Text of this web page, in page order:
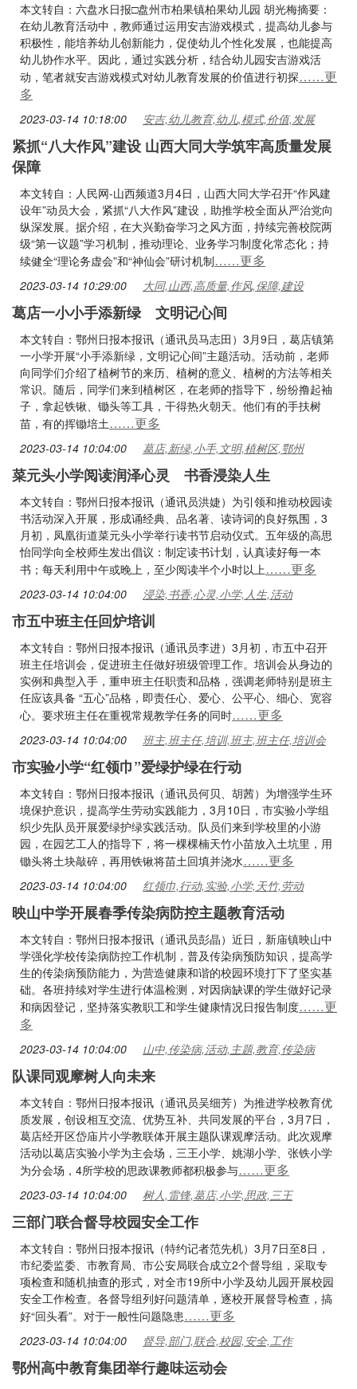
本文转自：六盘水日报□盘州市柏果镇柏果幼儿园 胡光梅摘要：
在幼儿教育活动中，教师通过运用安吉游戏模式，提高幼儿参与
积极性，能培养幼儿创新能力，促使幼儿个性化发展，也能提高
幼儿协作水平。因此，通过实践分析，结合幼儿园安吉游戏活
动，笔者就安吉游戏模式对幼儿教育发展的价值进行初探……更
多
2023-03-14 10:18:00 安吉,幼儿教育,幼儿,模式,价值,发展
紧抓“八大作风”建设 山西大同大学筑牢高质量发展
保障
本文转自：人民网-山西频道3月4日，山西大同大学召开“作风建
设年”动员大会，紧抓“八大作风”建设，助推学校全面从严治党向
纵深发展。据介绍，在大兴勤奋学习之风方面，持续完善校院两
级“第一议题”学习机制，推动理论、业务学习制度化常态化；持
续健全“理论务虚会”和“神仙会”研讨机制……更多
2023-03-14 10:29:00 大同,山西,高质量,作风,保障,建设
葛店一小小手添新绿 文明记心间
本文转自：鄂州日报本报讯（通讯员马志田）3月9日，葛店镇第
一小学开展“小手添新绿，文明记心间”主题活动。活动前，老师
向同学们介绍了植树节的来历、植树的意义、植树的方法等相关
常识。随后，同学们来到植树区，在老师的指导下，纷纷撸起袖
子，拿起铁锹、锄头等工具，干得热火朝天。他们有的手扶树
苗，有的挥锄培土……更多
2023-03-14 10:04:00 葛店,新绿,小手,文明,植树区,鄂州
菜元头小学阅读润泽心灵 书香浸染人生
本文转自：鄂州日报本报讯（通讯员洪婕）为引领和推动校园读
书活动深入开展，形成诵经典、品名著、读诗词的良好氛围，3
月初，凤凰街道菜元头小学举行读书节启动仪式。五年级的高思
怡同学向全校师生发出倡议：制定读书计划，认真读好每一本
书；每天利用中午或晚上，至少阅读半个小时以上……更多
2023-03-14 10:04:00 浸染,书香,心灵,小学,人生,活动
市五中班主任回炉培训
本文转自：鄂州日报本报讯（通讯员李进）3月初，市五中召开
班主任培训会，促进班主任做好班级管理工作。培训会从身边的
实例和典型入手，重申班主任职责和品格，强调老师特别是班主
任应该具备 “五心”品格，即责任心、爱心、公平心、细心、宽容
心。要求班主任在重视常规教学任务的同时……更多
2023-03-14 10:04:00 班主,班主任,培训,班主,班主任,培训会
市实验小学“红领巾”爱绿护绿在行动
本文转自：鄂州日报本报讯（通讯员何贝、胡茜）为增强学生环
境保护意识，提高学生劳动实践能力，3月10日，市实验小学组
织少先队员开展爱绿护绿实践活动。队员们来到学校里的小游
园，在园艺工人的指导下，将一棵棵楠天竹小苗放入土坑里，用
锄头将土块敲碎，再用铁锹将苗土回填并浇水……更多
2023-03-14 10:04:00 红领巾,行动,实验,小学,天竹,劳动
映山中学开展春季传染病防控主题教育活动
本文转自：鄂州日报本报讯（通讯员彭晶）近日，新庙镇映山中
学强化学校传染病防控工作机制，普及传染病预防知识，提高学
生的传染病预防能力，为营造健康和谐的校园环境打下了坚实基
础。各班持续对学生进行体温检测，对因病缺课的学生做好记录
和病因登记，坚持落实教职工和学生健康情况日报告制度……更
多
2023-03-14 10:04:00 山中,传染病,活动,主题,教育,传染病
队课同观摩树人向未来
本文转自：鄂州日报本报讯（通讯员吴细芳）为推进学校教育优
质发展，创设相互交流、优势互补、共同发展的平台，3月7日，
葛店经开区岱庙片小学教联体开展主题队课观摩活动。此次观摩
活动以葛店实验小学为主会场，三王小学、姚湖小学、张铁小学
为分会场，4所学校的思政课教师都积极参与……更多
2023-03-14 10:04:00 树人,雷锋,葛店,小学,思政,三王
三部门联合督导校园安全工作
本文转自：鄂州日报本报讯（特约记者范先机）3月7日至8日，
市纪委监委、市教育局、市公安局联合成立2个督导组，采取专
项检查和随机抽查的形式，对全市19所中小学及幼儿园开展校园
安全工作检查。各督导组列好问题清单，逐校开展督导检查，搞
好“回头看”。对于一般性问题隐患……更多
2023-03-14 10:04:00 督导,部门,联合,校园,安全,工作
鄂州高中教育集团举行趣味运动会